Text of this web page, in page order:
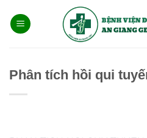
qua
Phân tích hồi qui